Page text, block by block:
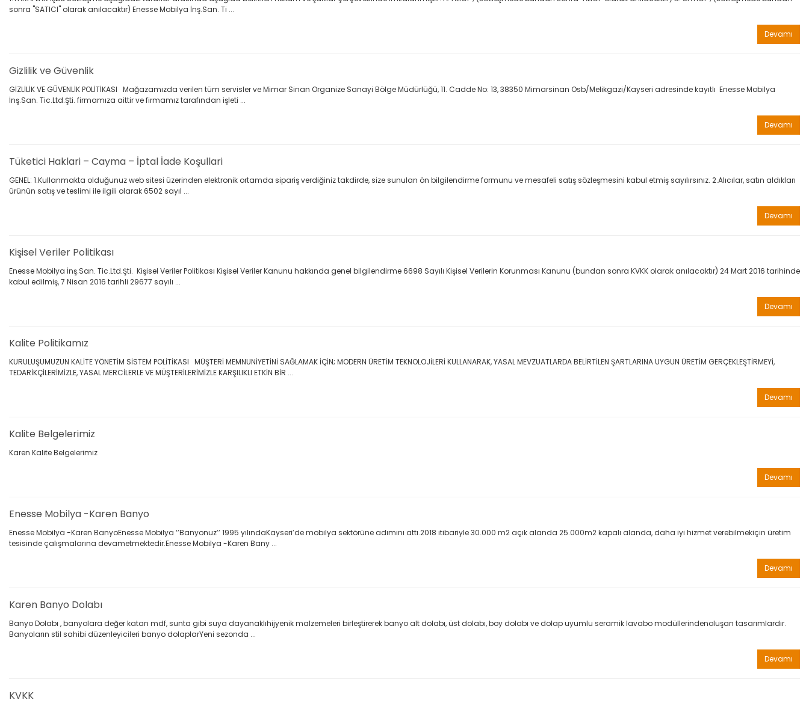
sonra "SATICI" olarak anılacaktır) Enesse Mobilya İnş.San. Ti ...
Devamı
Gizlilik ve Güvenlik
GİZLİLİK VE GÜVENLİK POLİTİKASI Mağazamızda verilen tüm servisler ve Mimar Sinan Organize Sanayi Bölge Müdürlüğü, 11. Cadde No: 13, 38350 Mimarsinan Osb/Melikgazi/Kayseri adresinde kayıtlı Enesse Mobilya
İnş.San. Tic.Ltd.Şti. firmamıza aittir ve firmamız tarafından işleti ...
Devamı
Tüketici Haklari – Cayma – İptal İade Koşullari
GENEL: 1.Kullanmakta olduğunuz web sitesi üzerinden elektronik ortamda sipariş verdiğiniz takdirde, size sunulan ön bilgilendirme formunu ve mesafeli satış sözleşmesini kabul etmiş sayılırsınız. 2.Alıcılar, satın aldıkları
ürünün satış ve teslimi ile ilgili olarak 6502 sayıl ...
Devamı
Kişisel Veriler Politikası
Enesse Mobilya İnş.San. Tic.Ltd.Şti. Kişisel Veriler Politikası Kişisel Veriler Kanunu hakkında genel bilgilendirme 6698 Sayılı Kişisel Verilerin Korunması Kanunu (bundan sonra KVKK olarak anılacaktır) 24 Mart 2016 tarihinde
kabul edilmiş, 7 Nisan 2016 tarihli 29677 sayılı ...
Devamı
Kalite Politikamız
KURULUŞUMUZUN KALİTE YÖNETİM SİSTEM POLİTİKASI MÜŞTERİ MEMNUNİYETİNİ SAĞLAMAK İÇİN; MODERN ÜRETİM TEKNOLOJİLERİ KULLANARAK, YASAL MEVZUATLARDA BELİRTİLEN ŞARTLARINA UYGUN ÜRETİM GERÇEKLEŞTİRMEYİ,
TEDARİKÇİLERİMİZLE, YASAL MERCİLERLE VE MÜŞTERİLERİMİZLE KARŞILIKLI ETKİN BİR ...
Devamı
Kalite Belgelerimiz
Karen Kalite Belgelerimiz
Devamı
Enesse Mobilya -Karen Banyo
Enesse Mobilya -Karen BanyoEnesse Mobilya ‘’Banyonuz’’ 1995 yılındaKayseri’de mobilya sektörüne adımını attı.2018 itibariyle 30.000 m2 açık alanda 25.000m2 kapalı alanda, daha iyi hizmet verebilmekiçin üretim
tesisinde çalışmalarına devametmektedir.Enesse Mobilya -Karen Bany ...
Devamı
Karen Banyo Dolabı
Banyo Dolabı , banyolara değer katan mdf, sunta gibi suya dayanaklıhijyenik malzemeleri birleştirerek banyo alt dolabı, üst dolabı, boy dolabı ve dolap uyumlu seramik lavabo modüllerindenoluşan tasarımlardır.
Banyoların stil sahibi düzenleyicileri banyo dolaplarYeni sezonda ...
Devamı
KVKK